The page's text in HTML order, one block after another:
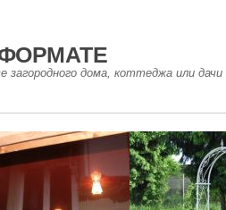
дома, коттеджа или дачи